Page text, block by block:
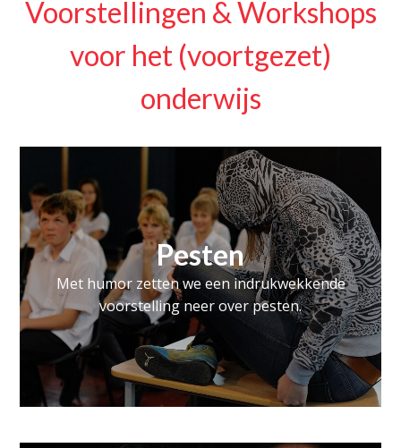
Voorstellingen & Workshops
voor het (voortgezet)
onderwijs
Pesten
Met humor zetten we een indrukwekkende
voorstelling neer over pesten.